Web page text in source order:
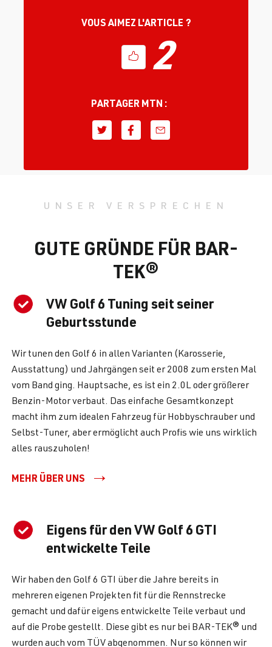
VOUS AIMEZ L'ARTICLE ?
2
PARTAGER MTN :
UNSER VERSPRECHEN
GUTE GRÜNDE FÜR BAR-
TEK®
VW Golf 6 Tuning seit seiner
Geburtsstunde
Wir tunen den Golf 6 in allen Varianten (Karosserie,
Ausstattung) und Jahrgängen seit er 2008 zum ersten Mal
vom Band ging. Hauptsache, es ist ein 2.0L oder größerer
Benzin-Motor verbaut. Das einfache Gesamtkonzept
macht ihm zum idealen Fahrzeug für Hobbyschrauber und
Selbst-Tuner, aber ermöglicht auch Profis wie uns wirklich
alles rauszuholen!
MEHR ÜBER UNS
Eigens für den VW Golf 6 GTI
entwickelte Teile
Wir haben den Golf 6 GTI über die Jahre bereits in
mehreren eigenen Projekten fit für die Rennstrecke
gemacht und dafür eigens entwickelte Teile verbaut und
auf die Probe gestellt. Diese gibt es nur bei BAR-TEK® und
wurden auch vom TÜV abgenommen. Nur so können wir